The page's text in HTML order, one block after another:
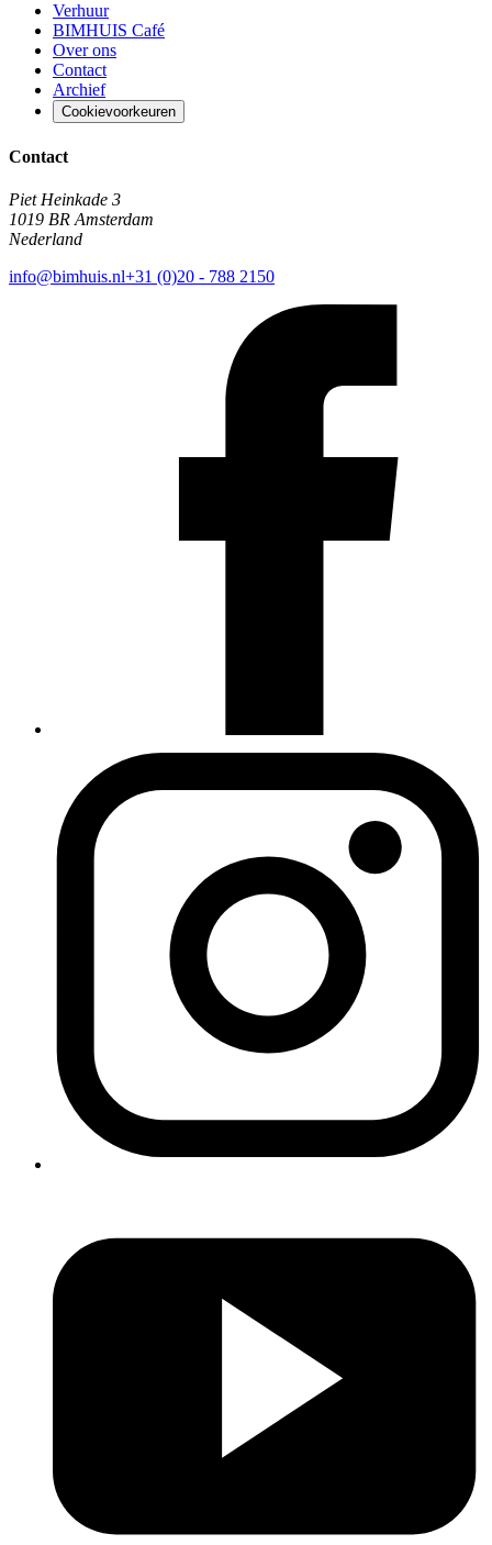
Verhuur
BIMHUIS Café
Over ons
Contact
Archief
Cookievoorkeuren
Contact
Piet Heinkade 3
1019 BR Amsterdam
Nederland
info@bimhuis.nl+31 (0)20 - 788 2150